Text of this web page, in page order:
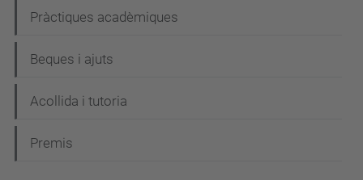
Pràctiques acadèmiques
Beques i ajuts
Acollida i tutoria
Premis